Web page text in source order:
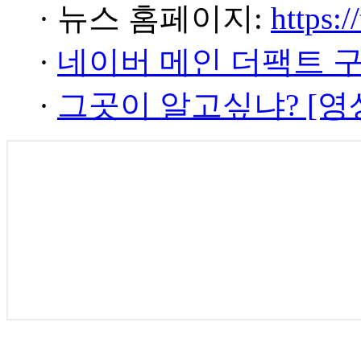
· 뉴스 홈페이지:
· 네이버 메인 더팩트
· 그곳이 알고싶냐? [